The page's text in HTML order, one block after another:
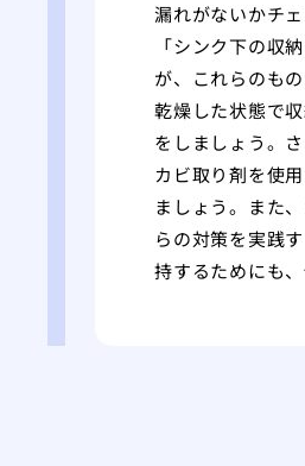
漏れがないかチ
「シンク下の収
が、これらのも
乾燥した状態で
をしましょう。
カビ取り剤を使
ましょう。また
らの対策を実践
持するためにも